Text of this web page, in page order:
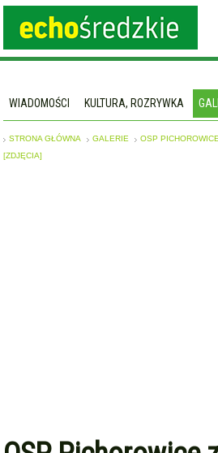
WIADOMOŚCI KULTURA, ROZRYWKA
STRONA GŁÓWNA GALERIE
OSP
[ZDJĘCIA]